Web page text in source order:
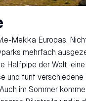
Mekka Europas.
mehrfach
Halfpipe der Welt,
und fünf
im Sommer